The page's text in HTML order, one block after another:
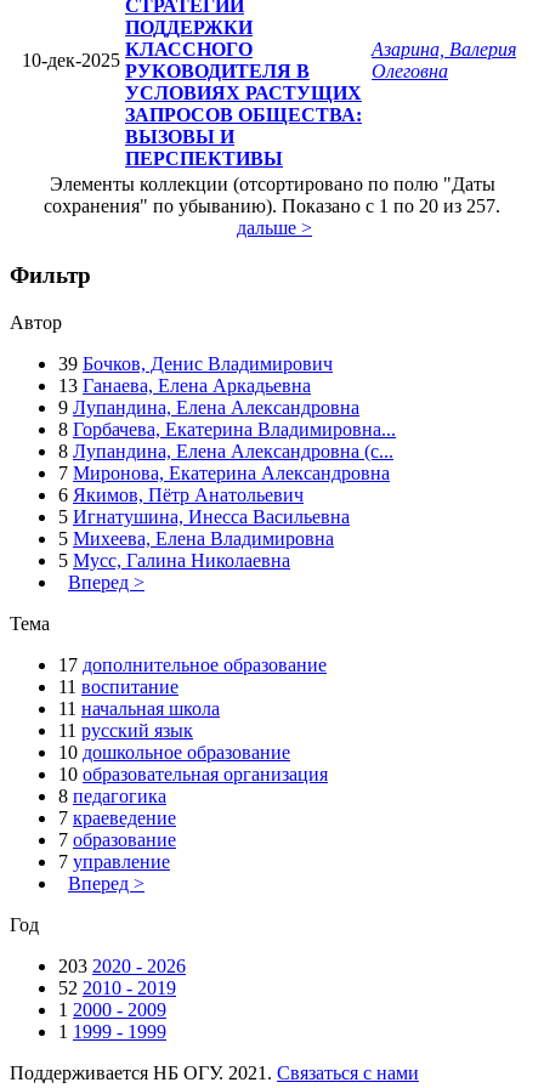
10-дек-2025
СТРАТЕГИИ
ПОДДЕРЖКИ
КЛАССНОГО
РУКОВОДИТЕЛЯ В
УСЛОВИЯХ РАСТУЩИХ
ЗАПРОСОВ ОБЩЕСТВА:
ВЫЗОВЫ И
ПЕРСПЕКТИВЫ
Азарина, Валерия
Олеговна
Элементы коллекции (отсортировано по полю "Даты
сохранения" по убыванию). Показано с 1 по 20 из 257.
дальше >
Фильтр
Автор
39 Бочков, Денис Владимирович
13 Ганаева, Елена Аркадьевна
9 Лупандина, Елена Александровна
8 Горбачева, Екатерина Владимировна...
8 Лупандина, Елена Александровна (с...
7 Миронова, Екатерина Александровна
6 Якимов, Пётр Анатольевич
5 Игнатушина, Инесса Васильевна
5 Михеева, Елена Владимировна
5 Мусс, Галина Николаевна
Вперед >
Тема
17 дополнительное образование
11 воспитание
11 начальная школа
11 русский язык
10 дошкольное образование
10 образовательная организация
8 педагогика
7 краеведение
7 образование
7 управление
Вперед >
Год
203 2020 - 2026
52 2010 - 2019
1 2000 - 2009
1 1999 - 1999
Поддерживается НБ ОГУ. 2021. Связаться с нами